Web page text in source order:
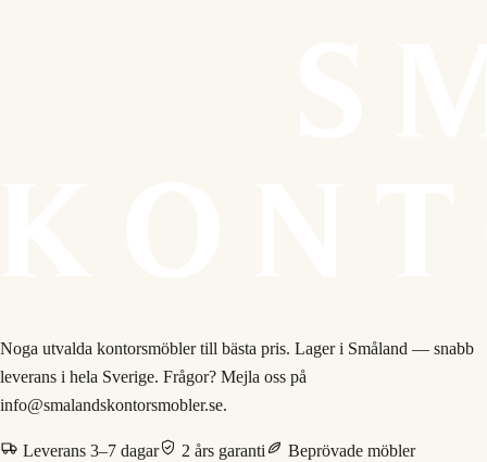
Noga utvalda kontorsmöbler till bästa pris. Lager i Småland — snabb
leverans i hela Sverige. Frågor? Mejla oss på
info@smalandskontorsmobler.se.
Leverans 3–7 dagar 2 års garanti
Beprövade möbler